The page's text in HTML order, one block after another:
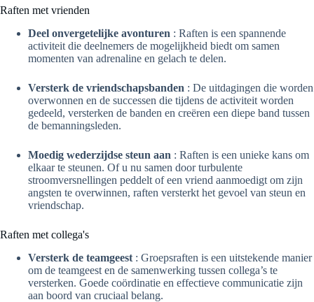
Raften met vrienden
Deel onvergetelijke avonturen : Raften is een spannende
activiteit die deelnemers de mogelijkheid biedt om samen
momenten van adrenaline en gelach te delen.
Versterk de vriendschapsbanden : De uitdagingen die worden
overwonnen en de successen die tijdens de activiteit worden
gedeeld, versterken de banden en creëren een diepe band tussen
de bemanningsleden.
Moedig wederzijdse steun aan : Raften is een unieke kans om
elkaar te steunen. Of u nu samen door turbulente
stroomversnellingen peddelt of een vriend aanmoedigt om zijn
angsten te overwinnen, raften versterkt het gevoel van steun en
vriendschap.
Raften met collega's
Versterk de teamgeest : Groepsraften is een uitstekende manier
om de teamgeest en de samenwerking tussen collega’s te
versterken. Goede coördinatie en effectieve communicatie zijn
aan boord van cruciaal belang.